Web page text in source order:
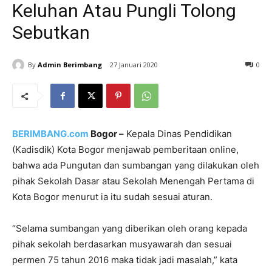
Keluhan Atau Pungli Tolong
Sebutkan
By Admin Berimbang 27 Januari 2020 0
BERIMBANG.com Bogor – Kepala Dinas Pendidikan
(Kadisdik) Kota Bogor menjawab pemberitaan online,
bahwa ada Pungutan dan sumbangan yang dilakukan oleh
pihak Sekolah Dasar atau Sekolah Menengah Pertama di
Kota Bogor menurut ia itu sudah sesuai aturan.
“Selama sumbangan yang diberikan oleh orang kepada
pihak sekolah berdasarkan musyawarah dan sesuai
permen 75 tahun 2016 maka tidak jadi masalah,” kata